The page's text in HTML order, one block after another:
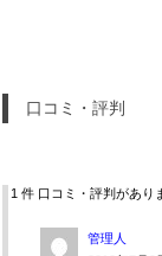
口コミ・評判
1 件 口コミ・評判があり
管理人